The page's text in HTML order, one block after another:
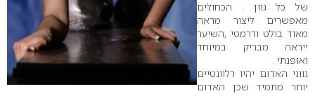
של כל גוון . הכחולים
מאפשרים ליצור מראה
מאוד בולט ודרמטי ,השיער
ייראה מבריק במיוחד
ואופנתי .
גווני האדום יהיו רלוונטיים
יותר מתמיד שכן האדום